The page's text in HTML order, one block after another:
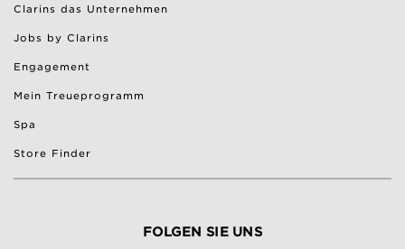
Clarins das Unternehmen
Jobs by Clarins
Engagement
Mein Treueprogramm
Spa
Store Finder
FOLGEN SIE UNS